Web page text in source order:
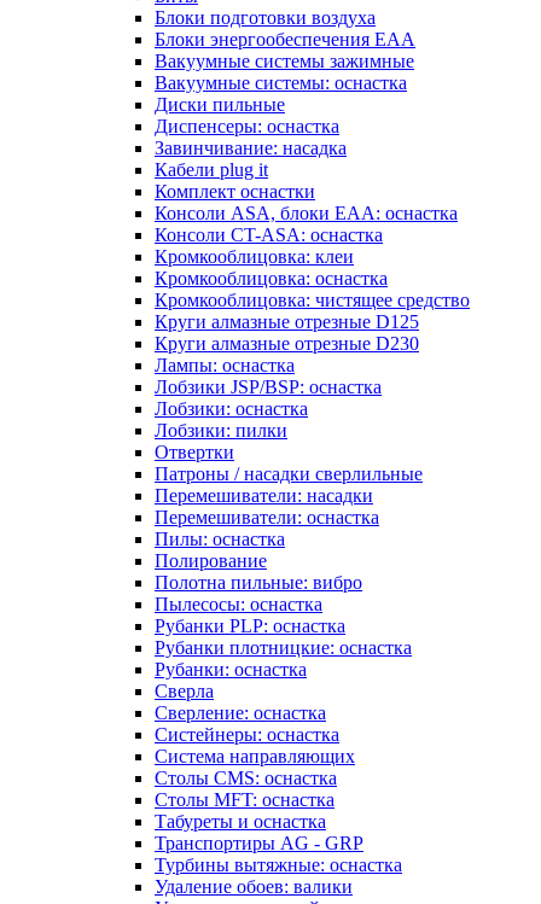
Блоки подготовки воздуха
Блоки энергообеспечения EAA
Вакуумные системы зажимные
Вакуумные системы: оснастка
Диски пильные
Диспенсеры: оснастка
Завинчивание: насадка
Кабели plug it
Комплект оснастки
Консоли ASA, блоки EAA: оснастка
Консоли CT-ASA: оснастка
Кромкооблицовка: клеи
Кромкооблицовка: оснастка
Кромкооблицовка: чистящее средство
Круги алмазные отрезные D125
Круги алмазные отрезные D230
Лампы: оснастка
Лобзики JSP/BSP: оснастка
Лобзики: оснастка
Лобзики: пилки
Отвертки
Патроны / насадки сверлильные
Перемешиватели: насадки
Перемешиватели: оснастка
Пилы: оснастка
Полирование
Полотна пильные: вибро
Пылесосы: оснастка
Рубанки PLP: оснастка
Рубанки плотницкие: оснастка
Рубанки: оснастка
Сверла
Сверление: оснастка
Систейнеры: оснастка
Система направляющих
Столы CMS: оснастка
Столы MFT: оснастка
Табуреты и оснастка
Транспортиры AG - GRP
Турбины вытяжные: оснастка
Удаление обоев: валики